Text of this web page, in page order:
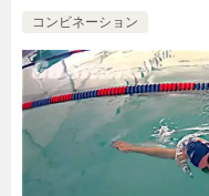
コンビネーション